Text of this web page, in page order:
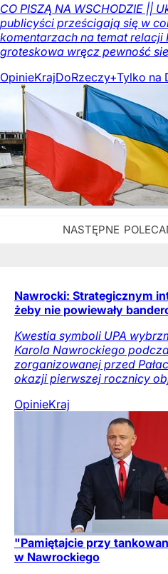
CO PISZĄ NA WSCHODZIE ||
publicyści prześcigają się w
komentarzach na temat
groteskowa wręcz pewność
OpinieKrajDoRzeczy+Tylko na
Nawrocki: Strategicznym
żeby nie powiewały
Kwestia symboli UPA
Karola Nawrockiego
zorganizowanej przed
okazji pierwszej rocznicy
OpinieKraj
"Pamiętajcie przy
w Nawrockiego